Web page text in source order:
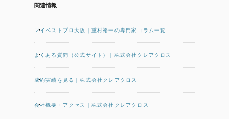
関連情報
マイベストプロ大阪｜重村裕一の専門家コラム一覧
よくある質問（公式サイト）｜株式会社クレアクロス
成約実績を見る｜株式会社クレアクロス
会社概要・アクセス｜株式会社クレアクロス